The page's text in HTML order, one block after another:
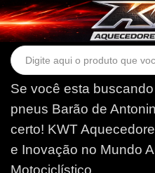
Se você esta
pneus Barão de
certo! KWT
e Inovação no Mundo
Motociclístico